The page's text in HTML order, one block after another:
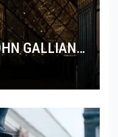
GALLIANO
DEL REY